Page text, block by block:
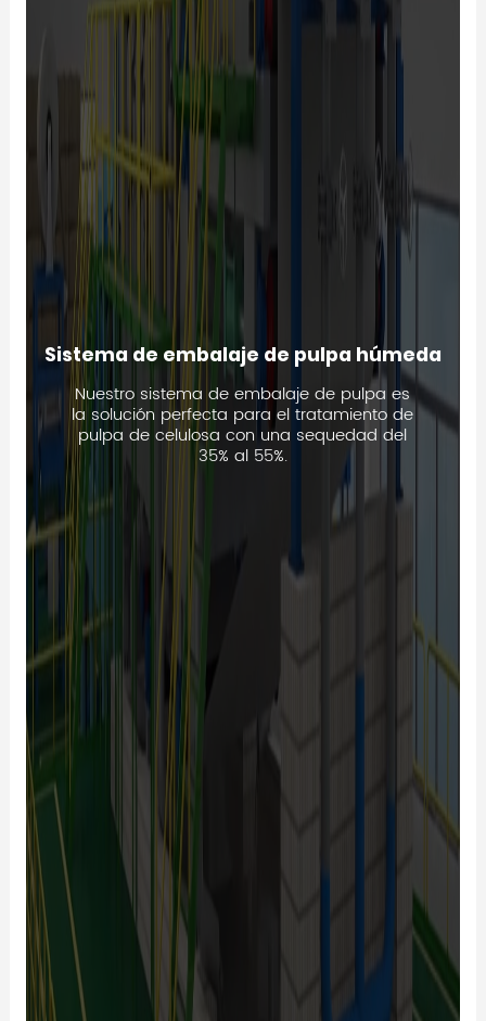
Sistema de embalaje de pulpa húmeda
Nuestro sistema de embalaje de pulpa es
la solución perfecta para el tratamiento de
pulpa de celulosa con una sequedad del
35% al 55%.